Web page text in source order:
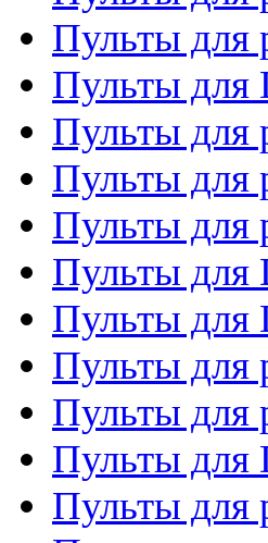
Пульты для
Пульты
Пульты для
Пульты для
Пульты для
Пульты
Пульты для
Пульты для
Пульты для
Пульты для
Пульты для